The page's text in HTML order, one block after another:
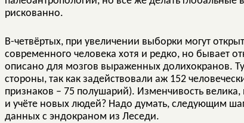
рискованно.
В-четвёртых, при увеличении выборки могут
современного человека хотя и редко, но бывает
описано для мозгов выраженных долихокранов.
стороны, так как задействовали аж 152
признаков – 75 полушарий). Изменчивость
и учёте новых людей? Надо думать, следующим
данных с эндокраном из Леседи.